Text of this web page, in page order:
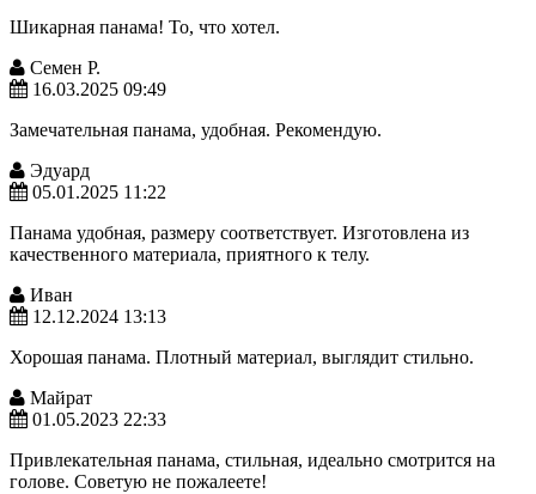
Шикарная панама! То, что хотел.
Семен Р.
16.03.2025 09:49
Замечательная панама, удобная. Рекомендую.
Эдуард
05.01.2025 11:22
Панама удобная, размеру соответствует. Изготовлена из
качественного материала, приятного к телу.
Иван
12.12.2024 13:13
Хорошая панама. Плотный материал, выглядит стильно.
Майрат
01.05.2023 22:33
Привлекательная панама, стильная, идеально смотрится на
голове. Советую не пожалеете!